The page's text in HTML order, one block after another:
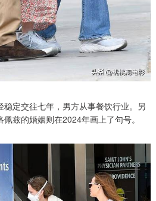
定交往七年，男方从事餐饮行业。另
兹的婚姻则在2024年画上了句号。